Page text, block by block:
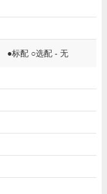
●标配 ○选配 - 无